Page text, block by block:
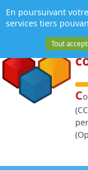
C
Panneau de gestion
En poursuivant
services tiers
Tout